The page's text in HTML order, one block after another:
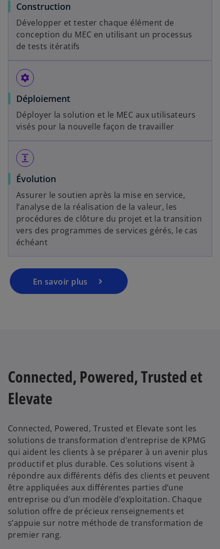
Construction
Développer et tester chaque élément de
conception du MEC en utilisant un processus
de tests itératifs
settings
Déploiement
Déployer la solution et le MEC aux utilisateurs
visés pour la nouvelle façon de travailler
expand
Évolution
Assurer le soutien après la mise en service,
l’analyse de la réalisation de la valeur, les
procédures de clôture du projet et la transition
vers des programmes de services gérés, le cas
échéant
En savoir plus
Connected, Powered, Trusted et
Elevate
Connected, Powered, Trusted et Elevate sont les
solutions de transformation d’entreprise de KPMG
qui aident les clients à se préparer à un avenir plus
productif et plus durable. Ces solutions visent à
répondre aux différents défis des clients et peuvent
être appliquées aux différentes parties d’une
entreprise ou d’un modèle d’exploitation. Chaque
solution offre de précieux renseignements et
s’appuie sur notre méthode de transformation de
premier rang.